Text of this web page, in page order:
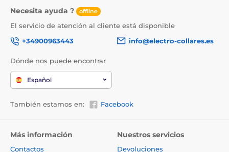
Necesita ayuda ? offline
El servicio de atención al cliente está disponible
+34900963443
info@electro-collares.es
Dónde nos puede encontrar
Español
También estamos en: Facebook
Más información
Contactos
Nuestros servicios
Devoluciones